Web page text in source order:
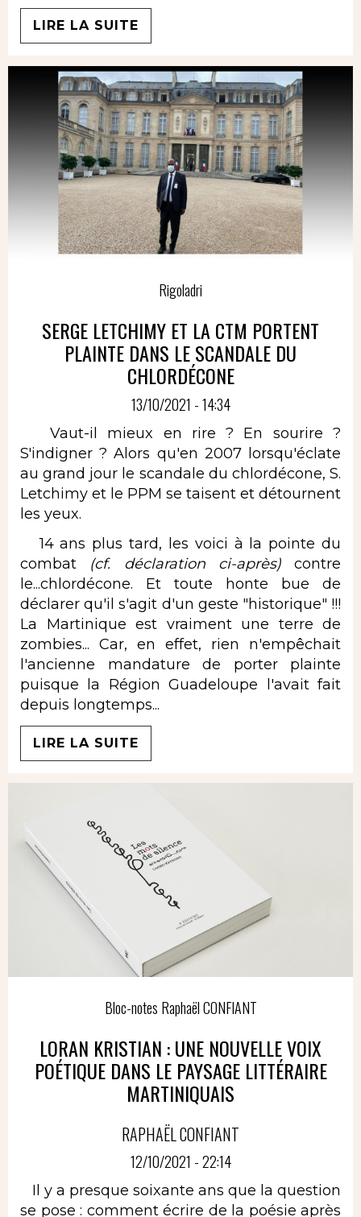
LIRE LA SUITE
Rigoladri
SERGE LETCHIMY ET LA CTM PORTENT
PLAINTE DANS LE SCANDALE DU
CHLORDÉCONE
13/10/2021 - 14:34
Vaut-il mieux en rire ? En sourire ?
S'indigner ? Alors qu'en 2007 lorsqu'éclate
au grand jour le scandale du chlordécone, S.
Letchimy et le PPM se taisent et détournent
les yeux.
14 ans plus tard, les voici à la pointe du
combat (cf. déclaration ci-après)contre
le...chlordécone. Et toute honte bue de
déclarer qu'il s'agit d'un geste "historique" !!!
La Martinique est vraiment une terre de
zombies... Car, en effet, rien n'empêchait
l'ancienne mandature de porter plainte
puisque la Région Guadeloupe l'avait fait
depuis longtemps...
LIRE LA SUITE
Bloc-notes Raphaël CONFIANT
LORAN KRISTIAN : UNE NOUVELLE VOIX
POÉTIQUE DANS LE PAYSAGE LITTÉRAIRE
MARTINIQUAIS
RAPHAËL CONFIANT
12/10/2021 - 22:14
Il y a presque soixante ans que la question
se pose : comment écrire de la poésie après